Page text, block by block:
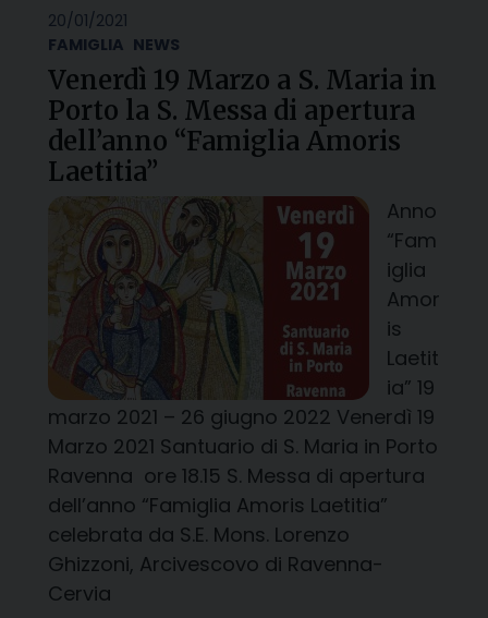
20/01/2021
FAMIGLIA NEWS
Venerdì 19 Marzo a S. Maria in
Porto la S. Messa di apertura
dell’anno “Famiglia Amoris
Laetitia”
Anno
“Fam
iglia
Amor
is
Laetit
ia” 19
marzo 2021 – 26 giugno 2022 Venerdì 19
Marzo 2021 Santuario di S. Maria in Porto
Ravenna ore 18.15 S. Messa di apertura
dell’anno “Famiglia Amoris Laetitia”
celebrata da S.E. Mons. Lorenzo
Ghizzoni, Arcivescovo di Ravenna-
Cervia